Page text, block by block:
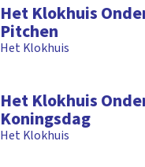
Het Klokhuis
Pitchen
Het Klokhuis
Het Klokhuis
Koningsdag
Het Klokhuis